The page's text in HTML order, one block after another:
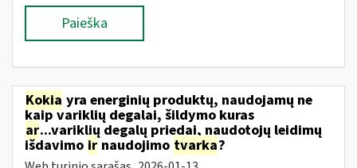
Paieška
Kokia yra energinių produktų, naudojamų ne
kaip variklių degalai, šildymo kuras
ar...variklių degalų priedai, naudotojų leidimų
išdavimo ir naudojimo tvarka?